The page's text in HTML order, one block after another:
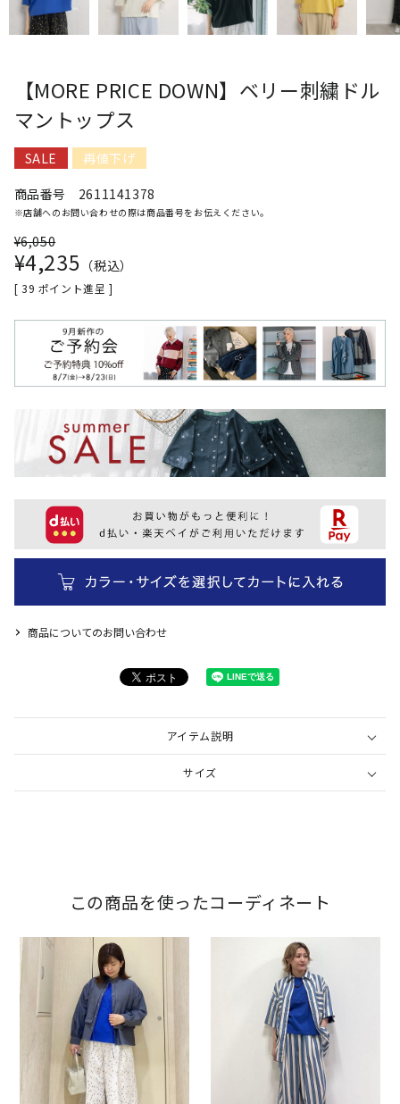
【MORE PRICE DOWN】ベリー刺繍ドル
マントップス
SALE
再値下げ
商品番号
2611141378
※店舗へのお問い合わせの際は商品番号をお伝えください。
¥6,050
¥4,235 税込
[ 39 ポイント進呈 ]
商品についてのお問い合わせ
アイテム説明
サイズ
この商品を使ったコーディネート